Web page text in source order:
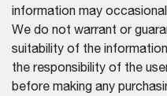
information may
We do not warrant or
suitability of the
the responsibility of the
before making any